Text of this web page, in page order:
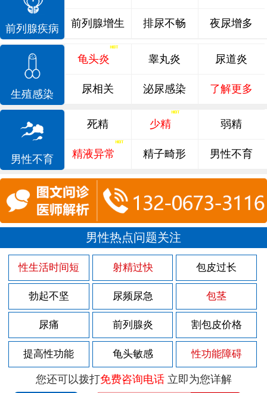
前列腺疾病 前列腺增生 排尿不畅 夜尿增多
生殖感染
龟头炎 睾丸炎 尿道炎
尿相关 泌尿感染 了解更多
男性不育
死精 少精 弱精
精液异常 精子畸形 男性不育
男性热点问题关注
性生活时间短 射精过快 包皮过长
勃起不坚 尿频尿急 包茎
尿痛 前列腺炎 割包皮价格
提高性功能 龟头敏感 性功能障碍
您还可以拨打免费咨询电话立即为您详解